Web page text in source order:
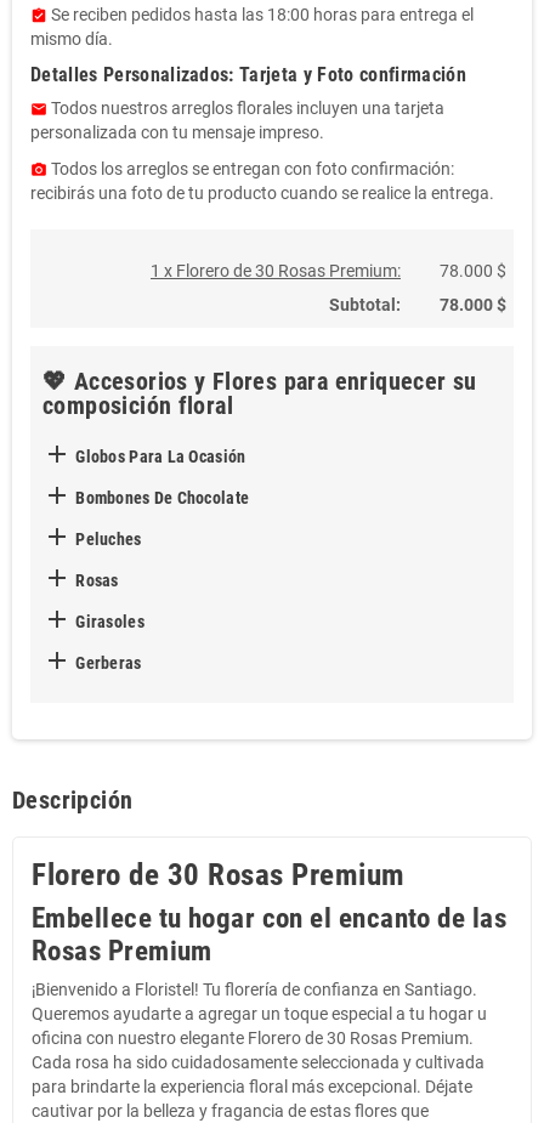
assignment_turned_in Se reciben pedidos hasta las 18:00 horas para entrega el
mismo día.
Detalles Personalizados: Tarjeta y Foto confirmación
email Todos nuestros arreglos florales incluyen una tarjeta
personalizada con tu mensaje impreso.
photo_camera Todos los arreglos se entregan con foto confirmación:
recibirás una foto de tu producto cuando se realice la entrega.
1 x Florero de 30 Rosas Premium:
78.000 $
Subtotal:
78.000 $
💖 Accesorios y Flores para enriquecer su
composición floral
 Globos Para La Ocasión
 Bombones De Chocolate
 Peluches
 Rosas
 Girasoles
 Gerberas
Descripción
Florero de 30 Rosas Premium
Embellece tu hogar con el encanto de las
Rosas Premium
¡Bienvenido a Floristel! Tu florería de confianza en Santiago.
Queremos ayudarte a agregar un toque especial a tu hogar u
oficina con nuestro elegante Florero de 30 Rosas Premium.
Cada rosa ha sido cuidadosamente seleccionada y cultivada
para brindarte la experiencia floral más excepcional. Déjate
cautivar por la belleza y fragancia de estas flores que